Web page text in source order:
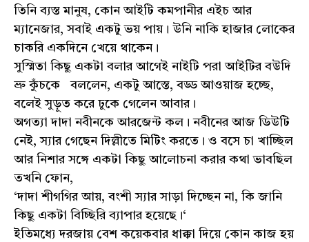
তিনি ব্যস্ত মানুষ, কোন আইটি কমপানীর এইচ আর
ম্যানেজার, সবাই একটু ভয় পায়। উনি নাকি হাজার লোকের
চাকরি একদিনে খেয়ে থাকেন।
সুস্মিতা কিছু একটা বলার আগেই নাইটি পরা আইটির বউদি
ভ্রু কুঁচকে বললেন, একটু আস্তে, বড্ড আওয়াজ হচ্ছে,
বলেই সুড়ুত করে ঢুকে গেলেন আবার।
অগত্যা দাদা নবীনকে আরজেন্ট কল। নবীনের আজ ডিউটি
নেই, স্যার গেছেন দিল্লীতে মিটিং করতে। ও বসে চা খাচ্ছিল
আর নিশার সঙ্গে একটা কিছু আলোচনা করার কথা ভাবছিল
তখনি ফোন,
‘দাদা শীগগির আয়, বংশী স্যার সাড়া দিচ্ছেন না, কি জানি
কিছু একটা বিচ্ছিরি ব্যাপার হয়েছে।‘
ইতিমধ্যে দরজায় বেশ কয়েকবার ধাক্কা দিয়ে কোন কাজ হয়